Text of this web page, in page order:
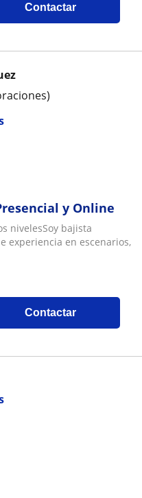
Contactar
y Online
nivelesSoy bajista
experiencia en escenarios,
Contactar